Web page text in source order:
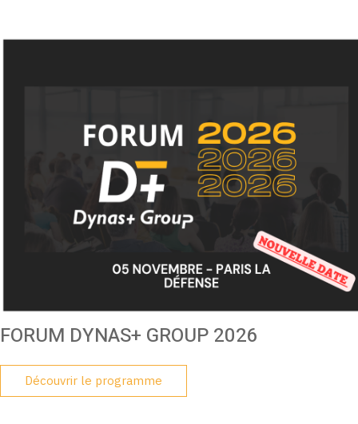
FORUM DYNAS+ GROUP 2026
Découvrir le programme